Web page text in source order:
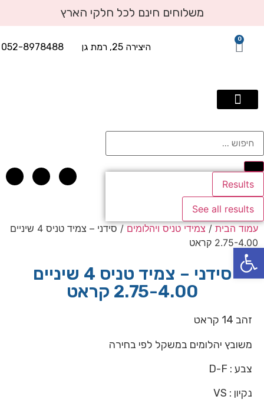
משלוחים חינם לכל חלקי הארץ
0
היצירה 25, רמת גן 052-8978488
Results
See all results
עמוד הבית / צמידי טניס ויהלומים
/ סידני – צמיד טניס 4 שיניים
2.75-4.00 קראט
סידני – צמיד טניס 4 שיניים
2.75-4.00 קראט
זהב 14 קראט
משובץ יהלומים במשקל לפי בחירה
צבע : D-F
נקיון : VS
פתח סרגל נגישות